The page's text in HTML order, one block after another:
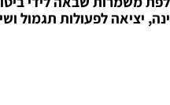
יציאה לפעולות